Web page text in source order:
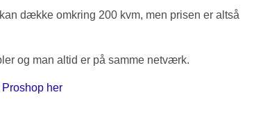
dække omkring 200 kvm, men prisen er altså
og man altid er på samme netværk.
Proshop her